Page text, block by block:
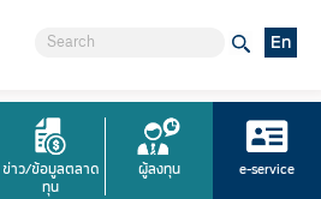
En
ข่าว/ข้อมูลตลาด
ทุน
ผู้ลงทุน e-service